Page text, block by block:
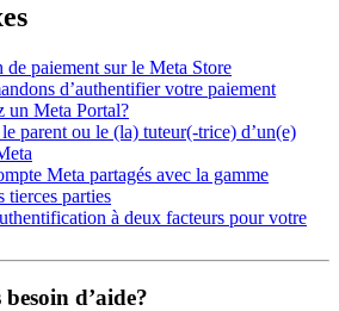
paiement sur le Meta Store
d’authentifier votre paiement
un Meta Portal?
parent ou le (la) tuteur(-trice) d’un(e)
Meta partagés avec la gamme
tierces parties
à deux facteurs pour votre
d’aide?